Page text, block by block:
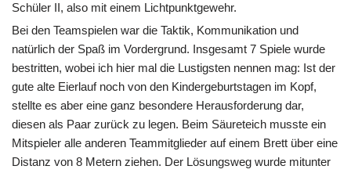
Schüler II, also mit einem Lichtpunktgewehr.
Bei den Teamspielen war die Taktik, Kommunikation und
natürlich der Spaß im Vordergrund. Insgesamt 7 Spiele wurde
bestritten, wobei ich hier mal die Lustigsten nennen mag: Ist der
gute alte Eierlauf noch von den Kindergeburtstagen im Kopf,
stellte es aber eine ganz besondere Herausforderung dar,
diesen als Paar zurück zu legen. Beim Säureteich musste ein
Mitspieler alle anderen Teammitglieder auf einem Brett über eine
Distanz von 8 Metern ziehen. Der Lösungsweg wurde mitunter